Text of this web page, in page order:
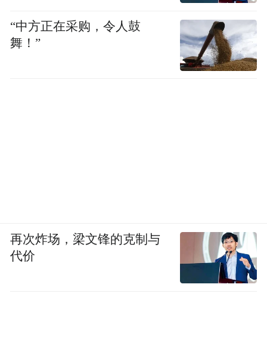
“中方正在采购，令人鼓
舞！”
再次炸场，梁文锋的克制与
代价